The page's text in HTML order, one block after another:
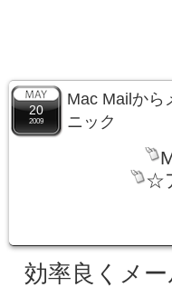
20
2009
Mac Mailから
ニック
☆
効率良くメ